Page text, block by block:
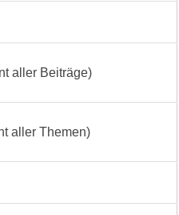
aller Beiträge)
aller Themen)